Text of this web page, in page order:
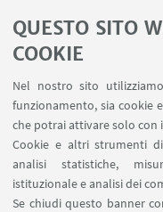
QUESTO SITO
COOKIE
Nel nostro sito
funzionamento, sia cookie
che potrai attivare solo con
Cookie e altri strumenti
analisi statistiche,
istituzionale e analisi dei
Se chiudi questo banner
(Bologna, Clueb,
Magda Indiveri,
18.00-18.30 -
IN EVIDENZA